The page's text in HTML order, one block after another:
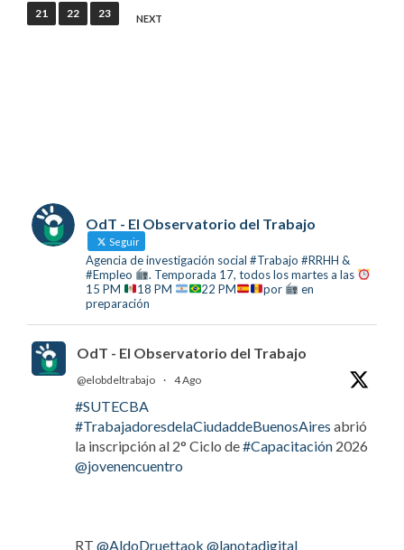
21 22 23 NEXT
OdT - El Observatorio del Trabajo
Seguir
Agencia de investigación social #Trabajo #RRHH &
#Empleo
. Temporada 17, todos los martes a las
15 PM
18 PM 22 PM por
en
preparación
OdT - El Observatorio del Trabajo
@elobdeltrabajo · 4 Ago
#SUTECBA
#TrabajadoresdelaCiudaddeBuenosAires abrió
la inscripción al 2° Ciclo de#Capacitación 2026
@jovenencuentro
RT @AldoDruettaok @lanotadigital